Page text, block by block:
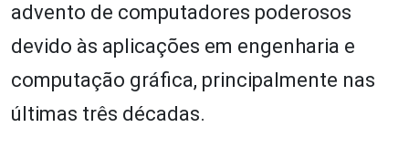
advento de computadores poderosos
devido às aplicações em engenharia e
computação gráfica, principalmente nas
últimas três décadas.